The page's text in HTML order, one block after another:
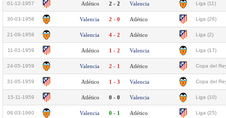
01-12-1957 Atlético 2 - 2 Valencia Liga (11)
30-03-1958 Valencia 2 - 0 Atlético Liga (26)
21-09-1958 Valencia 4 - 2 Atlético Liga (2)
11-01-1959 Atlético 1 - 2 Valencia Liga (17)
24-05-1959 Valencia 2 - 1 Atlético Copa del
31-05-1959 Atlético 1 - 3 Valencia Copa del
15-11-1959 Atlético 0 - 0 Valencia Liga (10)
06-03-1960 Valencia 0 - 1 Atlético Liga (25)